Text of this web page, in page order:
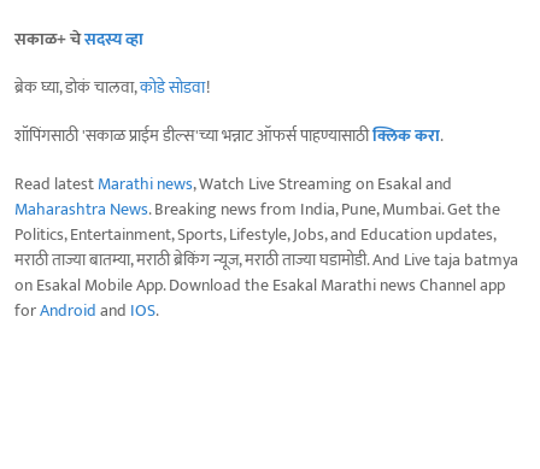
सकाळ+ चेसदस्य व्हा
ब्रेक घ्या, डोकं चालवा,कोडे सोडवा!
शॉपिंगसाठी 'सकाळ प्राईम डील्स'च्या भन्नाट ऑफर्स पाहण्यासाठीक्लिक करा.
Read latestMarathi news, Watch Live Streaming on Esakal and
Maharashtra News. Breaking news from India, Pune, Mumbai. Get the
Politics, Entertainment, Sports, Lifestyle, Jobs, and Education updates,
मराठी ताज्या बातम्या, मराठी ब्रेकिंग न्यूज, मराठी ताज्या घडामोडी. And Live taja batmya
on Esakal Mobile App. Download the Esakal Marathi news Channel app
forAndroidand IOS.